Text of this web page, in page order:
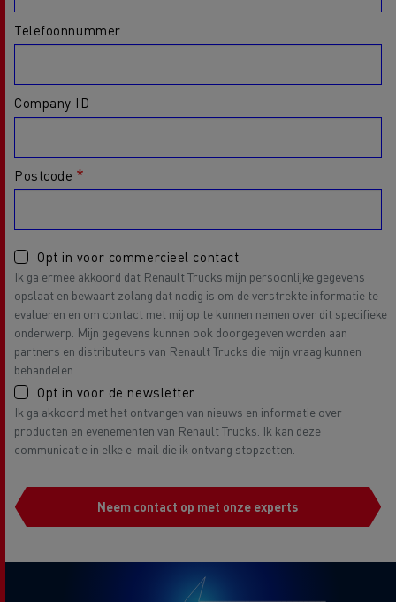
Telefoonnummer
Company ID
Postcode
Opt in voor commercieel contact
Ik ga ermee akkoord dat Renault Trucks mijn persoonlijke gegevens
opslaat en bewaart zolang dat nodig is om de verstrekte informatie te
evalueren en om contact met mij op te kunnen nemen over dit specifieke
onderwerp. Mijn gegevens kunnen ook doorgegeven worden aan
partners en distributeurs van Renault Trucks die mijn vraag kunnen
behandelen.
Opt in voor de newsletter
Ik ga akkoord met het ontvangen van nieuws en informatie over
producten en evenementen van Renault Trucks. Ik kan deze
communicatie in elke e-mail die ik ontvang stopzetten.
Neem contact op met onze experts